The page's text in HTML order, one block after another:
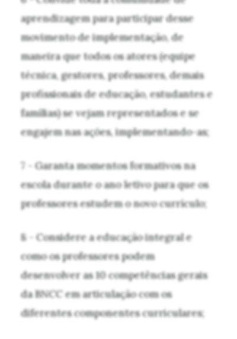
aprendizagem para participar desse
movimento de implementação, de
maneira que todos os atores (equipe
técnica, gestores, professores, demais
profissionais de educação, estudantes e
famílias) se vejam representados e se
engajem nas ações, implementando-as;
7 - Garanta momentos formativos na
escola durante o ano letivo para que os
professores estudem o novo currículo;
8 - Considere a educação integral e
como os professores podem
desenvolver as 10 competências gerais
da BNCC em articulação com os
diferentes componentes curriculares;